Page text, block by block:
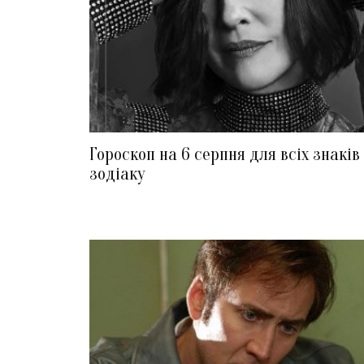
Гороскоп на 6 серпня для всіх знаків
зодіаку